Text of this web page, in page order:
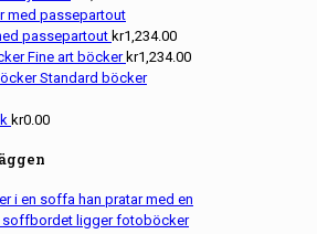
passepartout kr1,234.00
Fine art böcker kr1,234.00
Standard böcker
kr0.00